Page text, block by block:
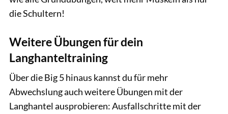
die Schultern!
Weitere Übungen für dein
Langhanteltraining
Über die Big 5 hinaus kannst du für mehr
Abwechslung auch weitere Übungen mit der
Langhantel ausprobieren: Ausfallschritte mit der